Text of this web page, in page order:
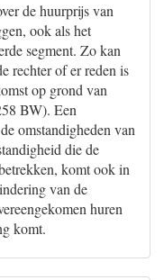
de huurprijs van
ook als het
segment. Zo kan
rechter of er reden is
op grond van
BW). Een
omstandigheden van
die de
komt ook in
van de
huren
komt.